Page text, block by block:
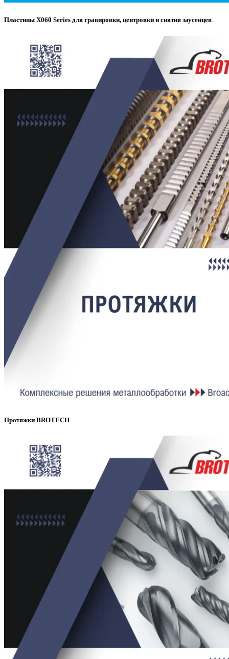
Пластины X060 Series для гравировки, центровки и снятия заусенцев
Протяжки BROTECH